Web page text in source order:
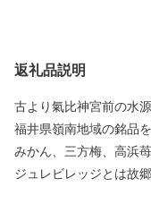
返礼品説明
古より氣比神宮前の水
福井県嶺南地域の銘品
みかん、三方梅、高浜
ジュレビレッジとは故